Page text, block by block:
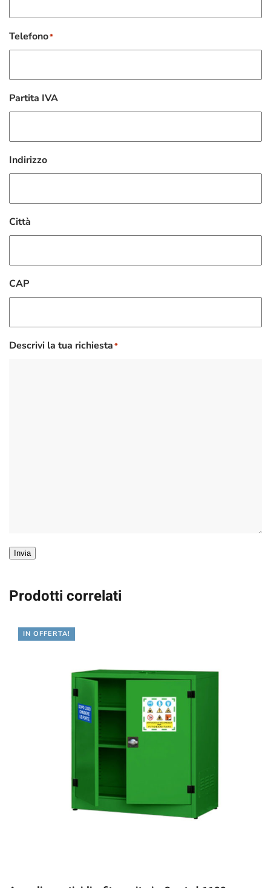
Telefono*
Partita IVA
Indirizzo
Città
CAP
Descrivi la tua richiesta*
Invia
Prodotti correlati
IN OFFERTA!